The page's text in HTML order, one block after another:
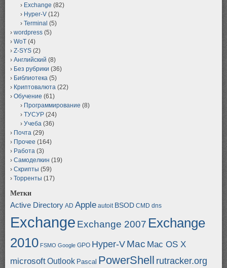
Exchange (82)
Hyper-V (12)
Terminal (5)
wordpress (5)
WoT (4)
Z-SYS (2)
Английский (8)
Без рубрики (36)
Библиотека (5)
Криптовалюта (22)
Обучение (61)
Программирование (8)
ТУСУР (24)
Учеба (36)
Почта (29)
Прочее (164)
Работа (3)
Самоделкин (19)
Скрипты (59)
Торренты (17)
Метки
Active Directory AD Apple autoit BSOD CMD dns
Exchange Exchange 2007 Exchange
2010 FSMO Google GPO Hyper-V Mac Mac OS X
microsoftOutlook Pascal PowerShell rutracker.org